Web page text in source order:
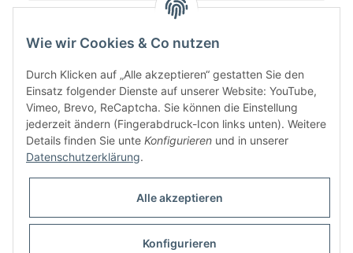
Wie wir Cookies & Co nutzen
Durch Klicken auf „Alle akzeptieren“ gestatten Sie den
Einsatz folgender Dienste auf unserer Website: YouTube,
Vimeo, Brevo, ReCaptcha. Sie können die Einstellung
jederzeit ändern (Fingerabdruck-Icon links unten). Weitere
Details finden Sie unte Konfigurieren und in unserer
Datenschutzerklärung.
Alle akzeptieren
Konfigurieren